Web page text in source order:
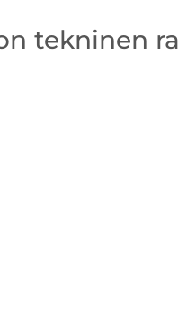
tekninen